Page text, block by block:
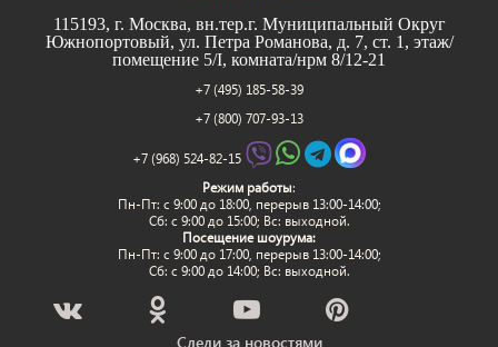
115193, г. Москва, вн.тер.г. Муниципальный Округ
Южнопортовый, ул. Петра Романова, д. 7, ст. 1, этаж/
помещение 5/I, комната/нрм 8/12-21
+7 (495) 185-58-39
+7 (800) 707-93-13
+7 (968) 524-82-15
Режим работы:
Пн-Пт: c 9:00 до 18:00, перерыв 13:00-14:00;
Сб: с 9:00 до 15:00; Вс: выходной.
Посещение шоурума:
Пн-Пт: c 9:00 до 17:00, перерыв 13:00-14:00;
Сб: с 9:00 до 14:00; Вс: выходной.
Следи за новостями